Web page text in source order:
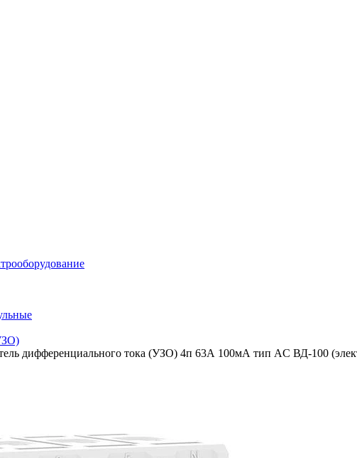
дифференциального тока (УЗО) 4п 63А 100мА тип AC ВД-100